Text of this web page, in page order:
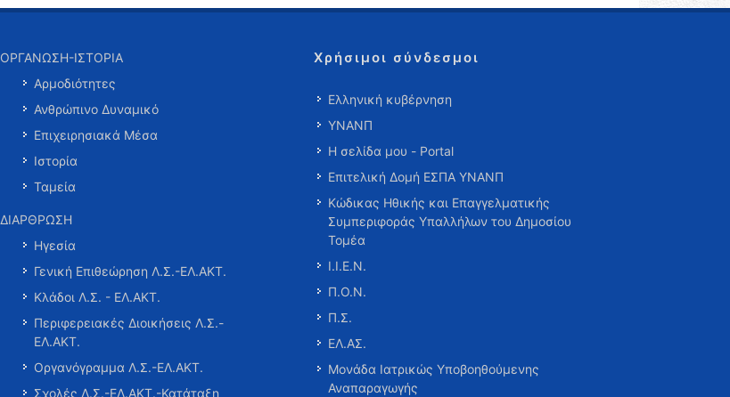
ΟΡΓΑΝΩΣΗ-ΙΣΤΟΡΙΑ
Αρμοδιότητες
Ανθρώπινο Δυναμικό
Επιχειρησιακά Μέσα
Ιστορία
Ταμεία
ΔΙΑΡΘΡΩΣΗ
Ηγεσία
Γενική Επιθεώρηση Λ.Σ.-ΕΛ.ΑΚΤ.
Κλάδοι Λ.Σ. - ΕΛ.ΑΚΤ.
Περιφερειακές Διοικήσεις Λ.Σ.-
ΕΛ.ΑΚΤ.
Οργανόγραμμα Λ.Σ.-ΕΛ.ΑΚΤ.
Σχολές Λ.Σ.-ΕΛ.ΑΚΤ.-Κατάταξη
Χρήσιμοι σύνδεσμοι
Ελληνική κυβέρνηση
ΥΝΑΝΠ
Η σελίδα μου - Portal
Επιτελική Δομή ΕΣΠΑ ΥΝΑΝΠ
Κώδικας Ηθικής και Επαγγελματικής
Συμπεριφοράς Υπαλλήλων του Δημοσίου
Τομέα
Ι.Ι.Ε.Ν.
Π.Ο.Ν.
Π.Σ.
ΕΛ.ΑΣ.
Μονάδα Ιατρικώς Υποβοηθούμενης
Αναπαραγωγής